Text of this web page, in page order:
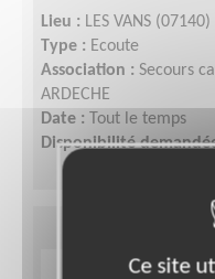
Lieu : LES VANS (07140)
Type : Ecoute
Association : Secours
ARDECHE
Date :
Tout le temps
Disponibilité
Ce site